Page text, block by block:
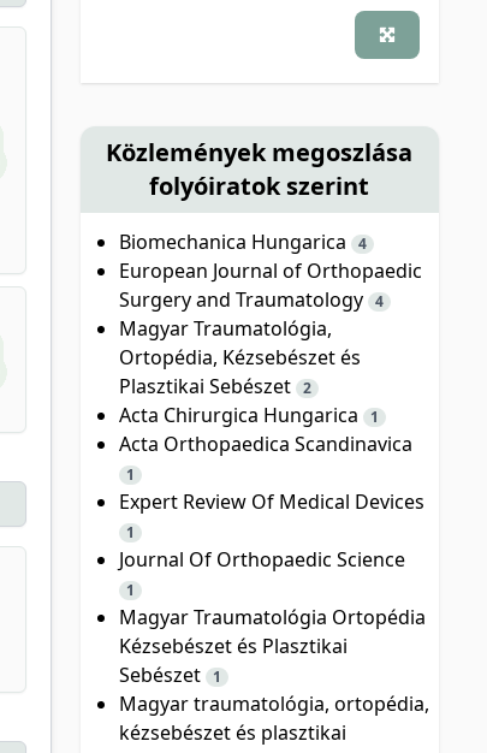
Közlemények megoszlása
folyóiratok szerint
Biomechanica Hungarica 4
European Journal of Orthopaedic
Surgery and Traumatology 4
Magyar Traumatológia,
Ortopédia, Kézsebészet és
Plasztikai Sebészet 2
Acta Chirurgica Hungarica 1
Acta Orthopaedica Scandinavica
1
Expert Review Of Medical Devices
1
Journal Of Orthopaedic Science
1
Magyar Traumatológia Ortopédia
Kézsebészet és Plasztikai
Sebészet
1
Magyar traumatológia, ortopédia,
kézsebészet és plasztikai